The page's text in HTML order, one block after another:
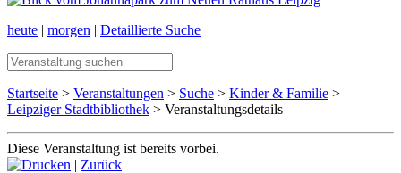
heute | morgen | Detaillierte Suche
Startseite > Veranstaltungen > Suche > Kinder & Familie >
Leipziger Stadtbibliothek > Veranstaltungsdetails
Diese Veranstaltung ist bereits vorbei.
| Zurück